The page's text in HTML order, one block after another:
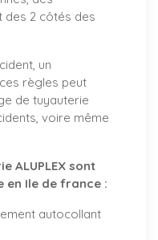
des 2 côtés des
un
règles peut
de tuyauterie
voire même
ALUPLEX sont
en Ile de france :
autocollant